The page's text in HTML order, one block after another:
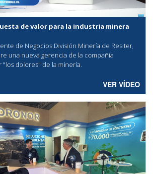
de valor para la industria minera
de Negocios División Minería de Resiter,
una nueva gerencia de la compañía
"los dolores" de la minería.
VER VÍDEO